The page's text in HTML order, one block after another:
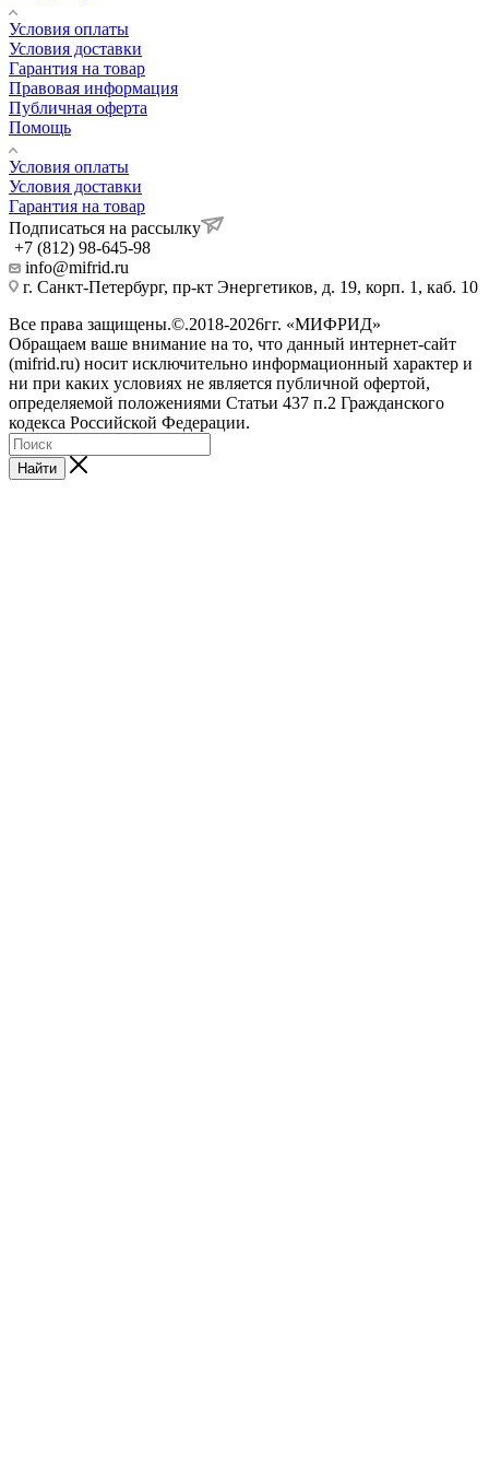
Условия оплаты
Условия доставки
Гарантия на товар
Правовая информация
Публичная оферта
Помощь
Условия оплаты
Условия доставки
Гарантия на товар
Подписаться на рассылку
+7 (812) 98-645-98
info@mifrid.ru
г. Санкт-Петербург, пр-кт Энергетиков, д. 19, корп. 1, каб. 10
Все права защищены.©.2018-2026гг. «МИФРИД»
Обращаем ваше внимание на то, что данный интернет-сайт
(mifrid.ru) носит исключительно информационный характер и
ни при каких условиях не является публичной офертой,
определяемой положениями Статьи 437 п.2 Гражданского
кодекса Российской Федерации.
Найти